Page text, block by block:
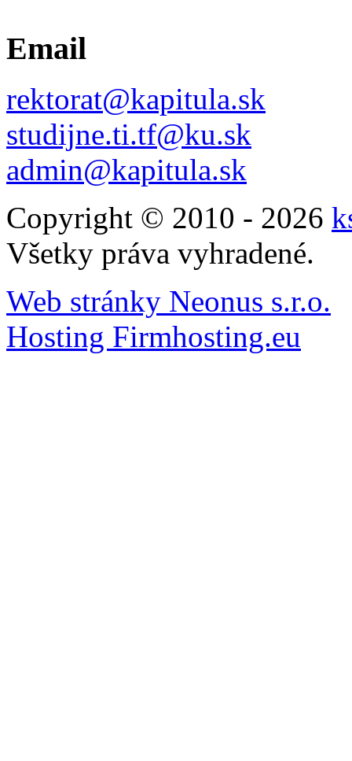
Email
rektorat@kapitula.sk
studijne.ti.tf@ku.sk
admin@kapitula.sk
Copyright © 2010 - 2026
Všetky práva vyhradené.
Web stránky Neonus s.r.o.
Hosting Firmhosting.eu